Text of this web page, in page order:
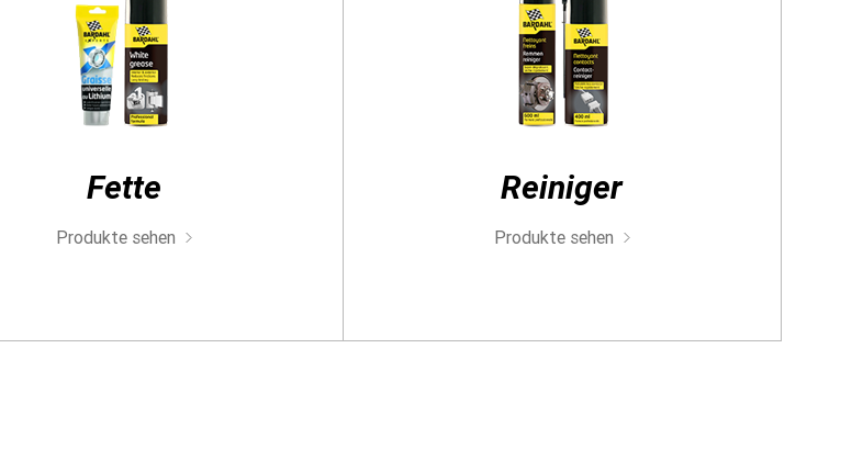
Finden Sie das richtige Öl für Ihr Fahrzeug auf www.bardahloils.com
ALLE NEUIGKEITEN ANZEIGEN
Fette
Produkte sehen
Reiniger
Produkte sehen